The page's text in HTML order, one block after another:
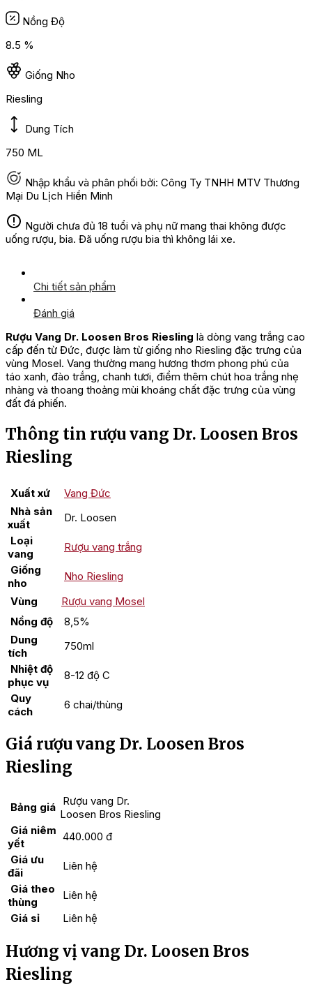
Nồng Độ
8.5 %
Giống Nho
Riesling
Dung Tích
750 ML
Nhập khẩu và phân phối bởi: Công Ty TNHH MTV Thương
Mại Du Lịch Hiền Minh
Người chưa đủ 18 tuổi và phụ nữ mang thai không được
uống rượu, bia. Đã uống rượu bia thì không lái xe.
Chi tiết sản phẩm
Đánh giá
Rượu Vang Dr. Loosen Bros Riesling là dòng vang trắng cao
cấp đến từ Đức, được làm từ giống nho Riesling đặc trưng của
vùng Mosel. Vang thường mang hương thơm phong phú của
táo xanh, đào trắng, chanh tươi, điểm thêm chút hoa trắng nhẹ
nhàng và thoang thoảng mùi khoáng chất đặc trưng của vùng
đất đá phiến.
Thông tin rượu vang Dr. Loosen Bros
Riesling
Xuất xứ
Vang Đức
Nhà sản
xuất
Dr. Loosen
Loại
vang
Rượu vang trắng
Giống
nho
Nho Riesling
Vùng
Rượu vang Mosel
Nồng độ
8,5%
Dung
tích
750ml
Nhiệt độ
phục vụ
8-12 độ C
Quy
cách
6 chai/thùng
Giá rượu vang Dr. Loosen Bros
Riesling
Bảng giá Rượu vang Dr.
Loosen Bros Riesling
Giá niêm
yết
440.000 đ
Giá ưu
đãi
Liên hệ
Giá theo
thùng
Liên hệ
Giá sỉ
Liên hệ
Hương vị vang Dr. Loosen Bros
Riesling